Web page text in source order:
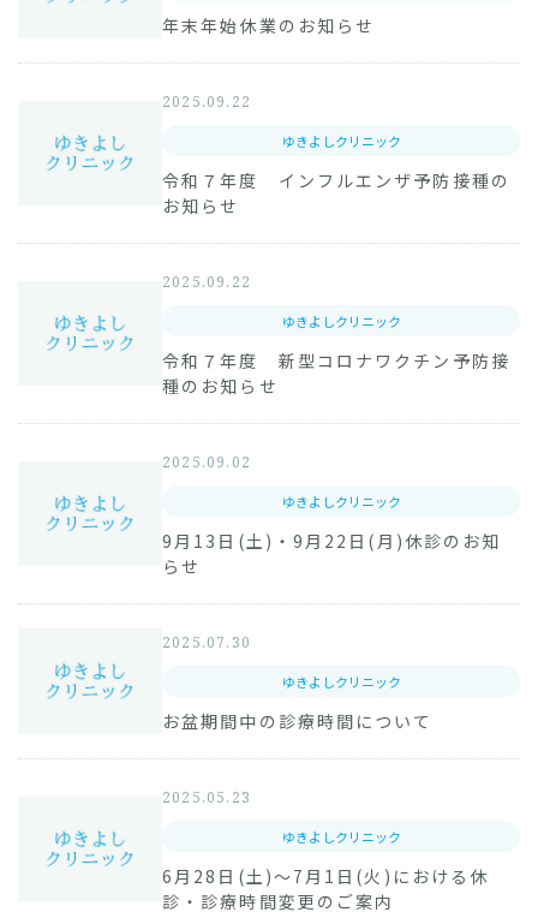
年末年始休業のお知らせ
2025.09.22
ゆきよしクリニック
令和７年度 インフルエンザ予防接種の
お知らせ
2025.09.22
ゆきよしクリニック
令和７年度 新型コロナワクチン予防接
種のお知らせ
2025.09.02
ゆきよしクリニック
9月13日(土)・9月22日(月)休診のお知
らせ
2025.07.30
ゆきよしクリニック
お盆期間中の診療時間について
2025.05.23
ゆきよしクリニック
6月28日(土)～7月1日(火)における休
診・診療時間変更のご案内